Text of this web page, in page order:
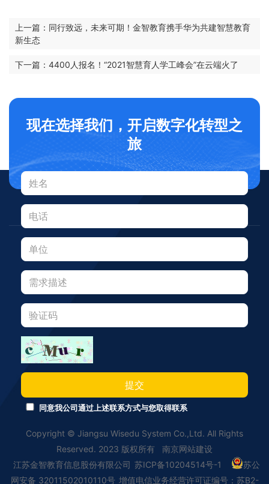
上一篇：同行致远，未来可期！金智教育携手华为共建智慧教育
新生态
下一篇：4400人报名！“2021智慧育人学工峰会”在云端火了
现在选择我们，开启数字化转型之
旅
提交
同意我公司通过上述联系方式与您取得联系
Copyright © Jiangsu Wisedu System Co.,Ltd. All Rights
Reserved. 2023 版权所有 南京网站建设
江苏金智教育信息股份有限公司 苏ICP备10204514号-1
苏公
网安备 32011502010110号 增值电信业务经营许可证编号：苏B2-